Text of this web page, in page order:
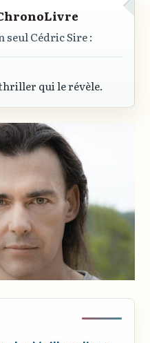
seul Cédric Sire :
qui le révèle.